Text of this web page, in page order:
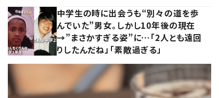
中学生の時に出会うも“別々の道を歩
んでいた”男女。しかし10年後の現在
→”まさかすぎる姿”に…「2人とも遠回
りしたんだね」「素敵過ぎる」